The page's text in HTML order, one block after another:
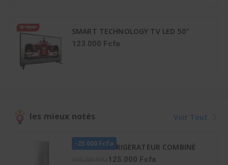
SMART TECHNOLOGY TV LED 50″
STT-5007A – HDMI – FHD – 3D –
NUMÉRIQUE –
123.000 Fcfa
les mieux notés Voir Tout
HISENSE RÉFRIGÉRATEUR COMBINÉ
165 LITRES – RD-23DC4SA
-25.000 Fcfa
125.000 Fcfa